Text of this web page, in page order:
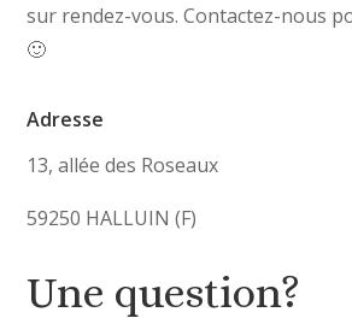
sur rendez-vous. Contactez-nous
🙂
Adresse
13, allée des Roseaux
59250 HALLUIN (F)
Une question?